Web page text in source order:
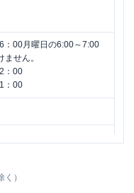
：00月曜日の6:00～7:00
せん。
：00
：00
沢107-1（藤沢支店
）